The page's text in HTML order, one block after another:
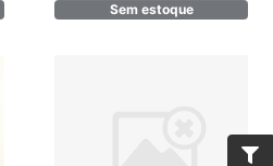
Sem estoque